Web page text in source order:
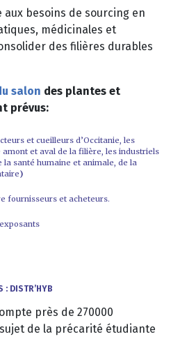
aux besoins de sourcing en
médicinales et
des filières durables
salon des plantes et
prévus:
et cueilleurs d’Occitanie, les
et aval de la filière, les industriels
santé humaine et animale, de la
)
fournisseurs et acheteurs.
: DISTR’HYB
près de 270000
de la précarité étudiante